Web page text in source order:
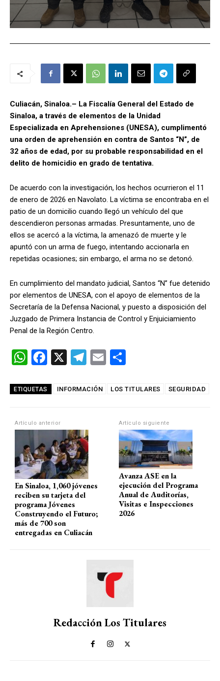
Culiacán, Sinaloa.– La Fiscalía General del Estado de
Sinaloa, a través de elementos de la Unidad
Especializada en Aprehensiones (UNESA), cumplimentó
una orden de aprehensión en contra de Santos “N”, de
32 años de edad, por su probable responsabilidad en el
delito de homicidio en grado de tentativa.
De acuerdo con la investigación, los hechos ocurrieron el 11
de enero de 2026 en Navolato. La víctima se encontraba en el
patio de un domicilio cuando llegó un vehículo del que
descendieron personas armadas. Presuntamente, uno de
ellos se acercó a la víctima, la amenazó de muerte y le
apuntó con un arma de fuego, intentando accionarla en
repetidas ocasiones; sin embargo, el arma no se detonó.
En cumplimiento del mandato judicial, Santos “N” fue detenido
por elementos de UNESA, con el apoyo de elementos de la
Secretaría de la Defensa Nacional, y puesto a disposición del
Juzgado de Primera Instancia de Control y Enjuiciamiento
Penal de la Región Centro.
W
at
A
p
p
F
ce
o
o
k
X
T
e
m
E
ail m
ar
tir
ETIQUETAS INFORMACIÓN LOS TITULARES SEGURIDAD
Artículo anterior
En Sinaloa, 1,060 jóvenes
reciben su tarjeta del
programa Jóvenes
Construyendo el Futuro;
más de 700 son
entregadas en Culiacán
Artículo siguiente
Avanza ASE en la
ejecución del Programa
Anual de Auditorías,
Visitas e Inspecciones
2026
Redacción Los Titulares